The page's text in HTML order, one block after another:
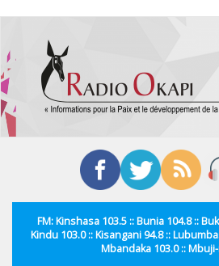
contenu
principal
FM: Kinshasa 103.5 :: Bunia 104.8 ::
Kindu 103.0 :: Kisangani 94.8 ::
Mbandaka 103.0 ::